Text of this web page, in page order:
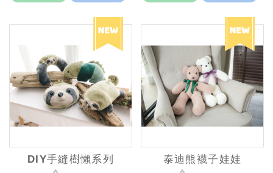
DIY手縫樹懶系列 泰迪熊襪子娃娃